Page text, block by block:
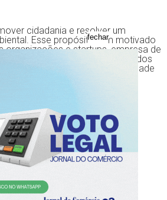
cidadania e resolver um
Esse propósito tem motivado
organizações e startups, empresa de
que conjugam os resultados
benefícios para uma comunidade
como educação, saúde,
SUA
SEU PLANO
fechar